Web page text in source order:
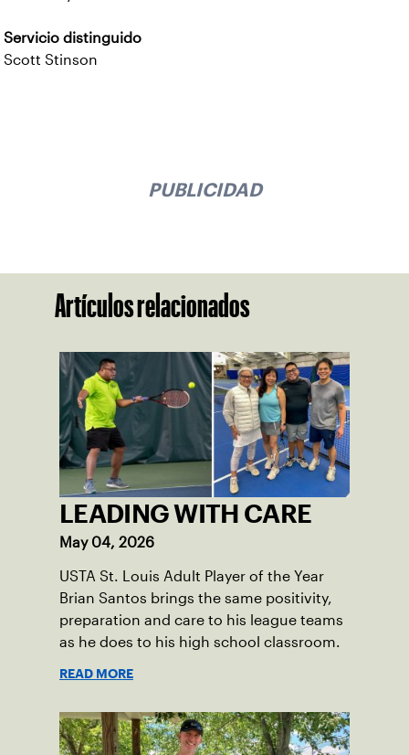
Servicio distinguido
Scott Stinson
PUBLICIDAD
Artículos relacionados
LEADING WITH CARE
May 04, 2026
USTA St. Louis Adult Player of the Year
Brian Santos brings the same positivity,
preparation and care to his league teams
as he does to his high school classroom.
READ MORE